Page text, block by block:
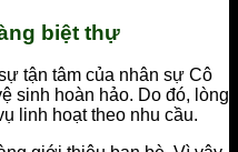
biệt thự
tận tâm của nhân sự Cô
sinh hoàn hảo. Do đó, lòng
linh hoạt theo nhu cầu.